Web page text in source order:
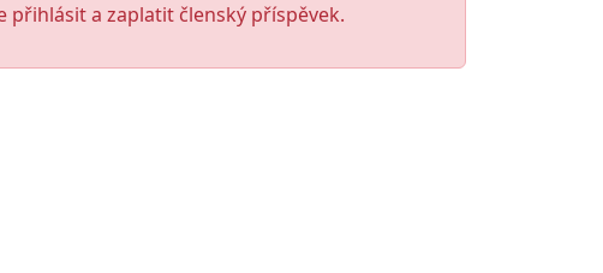
a zaplatit členský příspěvek.